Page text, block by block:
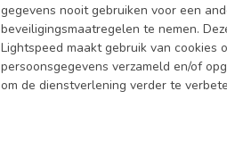
gegevens nooit gebruiken voor een
beveiligingsmaatregelen te nemen.
Lightspeed maakt gebruik van
persoonsgegevens verzameld en/of
om de dienstverlening verder te